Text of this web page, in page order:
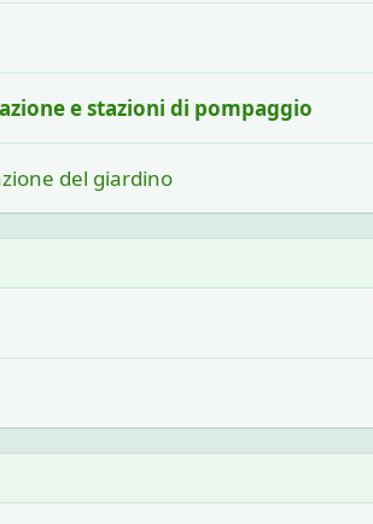
e stazioni di pompaggio
del giardino